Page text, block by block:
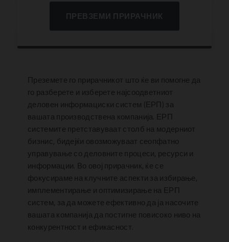
ПРЕВЗЕМИ ПРИРАЧНИК
Преземете го прирачникот што ќе ви помогне да
го разберете и изберете најсоодветниот
деловен информациски систем (ЕРП) за
вашата производствена компанија. ЕРП
системите претставуваат столб на модерниот
бизнис, бидејќи овозможуваат сеопфатно
управување со деловните процеси, ресурси и
информации. Во овој прирачник, ќе се
фокусираме на клучните аспекти за избирање,
имплементирање и оптимизирање на ЕРП
систем, за да можете ефективно да ја насочите
вашата компанија да постигне повисоко ниво на
конкурентност и ефикасност.